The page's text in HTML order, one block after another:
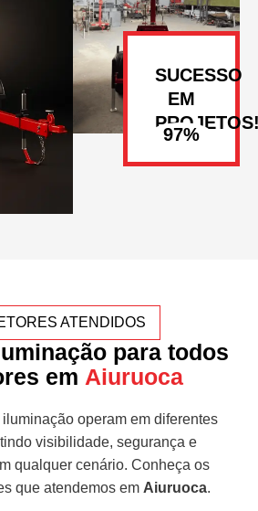
SUCESSO
EM
ATENDIDOS
para todos
em Aiuruoca
operam em diferentes
visibilidade, segurança e
qualquer cenário. Conheça os
que atendemos em Aiuruoca.